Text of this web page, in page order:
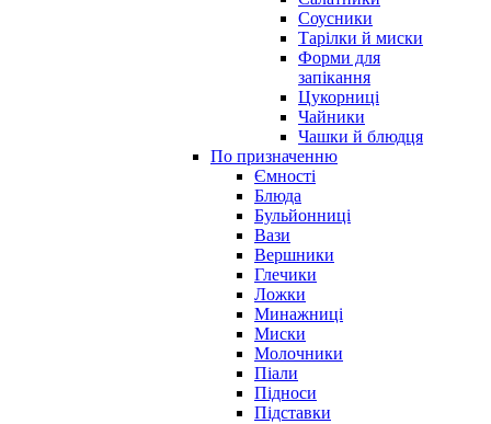
Соусники
Тарілки й миски
Форми для
запікання
Цукорниці
Чайники
Чашки й блюдця
По призначенню
Ємності
Блюда
Бульйонниці
Вази
Вершники
Глечики
Ложки
Минажниці
Миски
Молочники
Піали
Підноси
Підставки